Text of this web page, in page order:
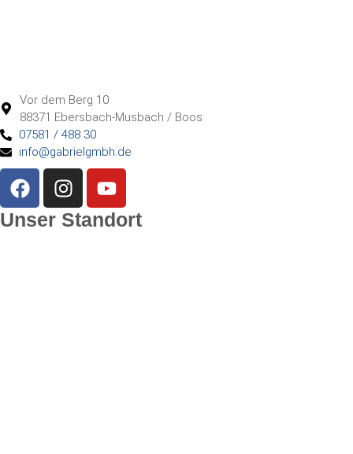
Vor dem Berg 10
88371 Ebersbach-Musbach / Boos
07581 / 488 30
info@gabrielgmbh.de
Unser Standort